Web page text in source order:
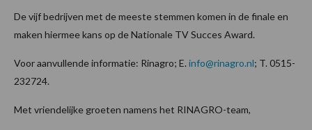
De vijf bedrijven met de meeste stemmen komen in de finale en
maken hiermee kans op de Nationale TV Succes Award.
Voor aanvullende informatie: Rinagro; E. info@rinagro.nl; T. 0515-
232724.
Met vriendelijke groeten namens het RINAGRO-team,